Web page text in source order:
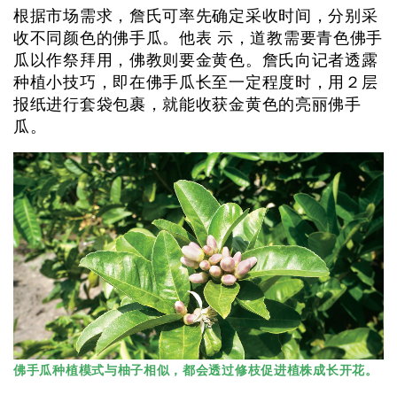
根据市场需求，詹氏可率先确定采收时间，分别采
收不同颜色的佛手瓜。他表 示，道教需要青色佛手
瓜以作祭拜用，佛教则要金黄色。詹氏向记者透露
种植小技巧，即在佛手瓜长至一定程度时，用２层
报纸进行套袋包裹，就能收获金黄色的亮丽佛手
瓜。
佛手瓜种植模式与柚子相似，都会透过修枝促进植株成长开花。